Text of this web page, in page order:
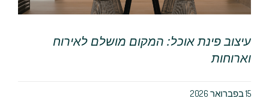
עיצוב פינת אוכל: המקום מושלם לאירוח
וארוחות
15 בפברואר 2026